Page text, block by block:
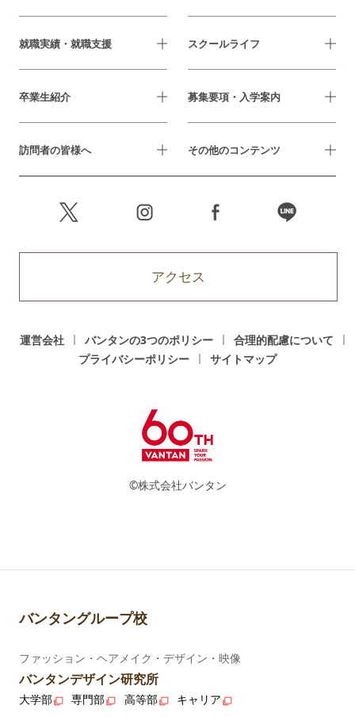
就職実績・就職支援 スクールライフ
卒業生紹介 募集要項・入学案内
訪問者の皆様へ その他のコンテンツ
アクセス
運営会社 バンタンの3つのポリシー
合理的配慮について
プライバシーポリシー
サイトマップ
©株式会社バンタン
バンタングループ校
ファッション・ヘアメイク・デザイン・映像
バンタンデザイン研究所
大学部 専門部 高等部 キャリア